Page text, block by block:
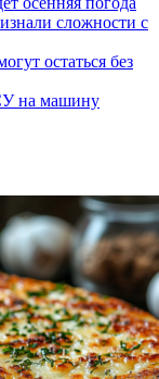
сложности с
остаться без
на машину